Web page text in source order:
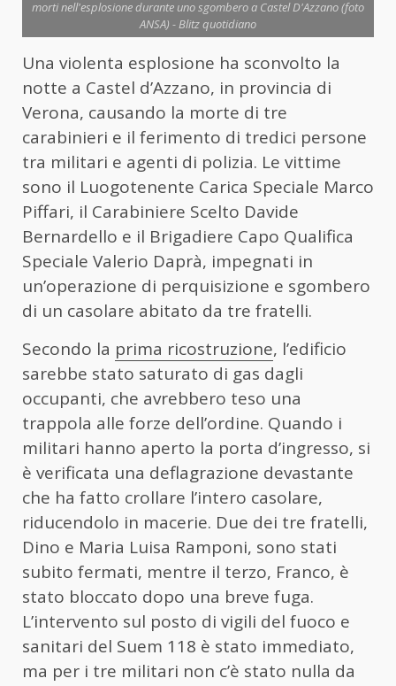
morti nell'esplosione durante uno sgombero a Castel D'Azzano (foto
ANSA) - Blitz quotidiano
Una violenta esplosione ha sconvolto la
notte a Castel d’Azzano, in provincia di
Verona, causando la morte di tre
carabinieri e il ferimento di tredici persone
tra militari e agenti di polizia. Le vittime
sono il Luogotenente Carica Speciale Marco
Piffari, il Carabiniere Scelto Davide
Bernardello e il Brigadiere Capo Qualifica
Speciale Valerio Daprà, impegnati in
un’operazione di perquisizione e sgombero
di un casolare abitato da tre fratelli.
Secondo la prima ricostruzione, l’edificio
sarebbe stato saturato di gas dagli
occupanti, che avrebbero teso una
trappola alle forze dell’ordine. Quando i
militari hanno aperto la porta d’ingresso, si
è verificata una deflagrazione devastante
che ha fatto crollare l’intero casolare,
riducendolo in macerie. Due dei tre fratelli,
Dino e Maria Luisa Ramponi, sono stati
subito fermati, mentre il terzo, Franco, è
stato bloccato dopo una breve fuga.
L’intervento sul posto di vigili del fuoco e
sanitari del Suem 118 è stato immediato,
ma per i tre militari non c’è stato nulla da